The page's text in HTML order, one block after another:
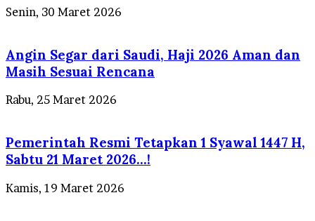
Senin, 30 Maret 2026
Angin Segar dari Saudi, Haji 2026 Aman dan
Masih Sesuai Rencana
Rabu, 25 Maret 2026
Pemerintah Resmi Tetapkan 1 Syawal 1447 H,
Sabtu 21 Maret 2026…!
Kamis, 19 Maret 2026